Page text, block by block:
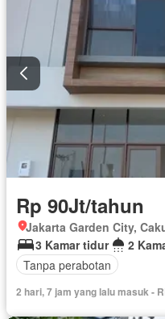
Rp 90Jt/tahun
3 Kamar tidur
2
Tanpa perabotan